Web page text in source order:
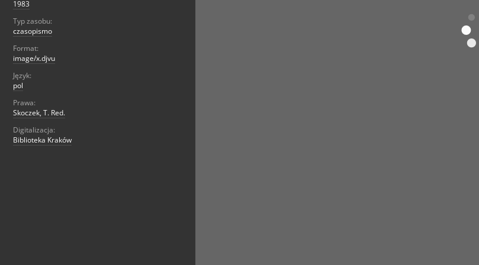
1983
Typ zasobu:
czasopismo
Format:
image/x.djvu
Język:
pol
Prawa:
Skoczek, T. Red.
Digitalizacja:
Biblioteka Kraków